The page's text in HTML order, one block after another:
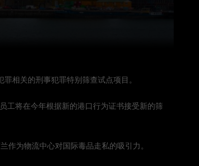
相关的刑事犯罪特别筛查试点项目。
工将在今年根据新的港口行为证书接受新的筛
为物流中心对国际毒品走私的吸引力。